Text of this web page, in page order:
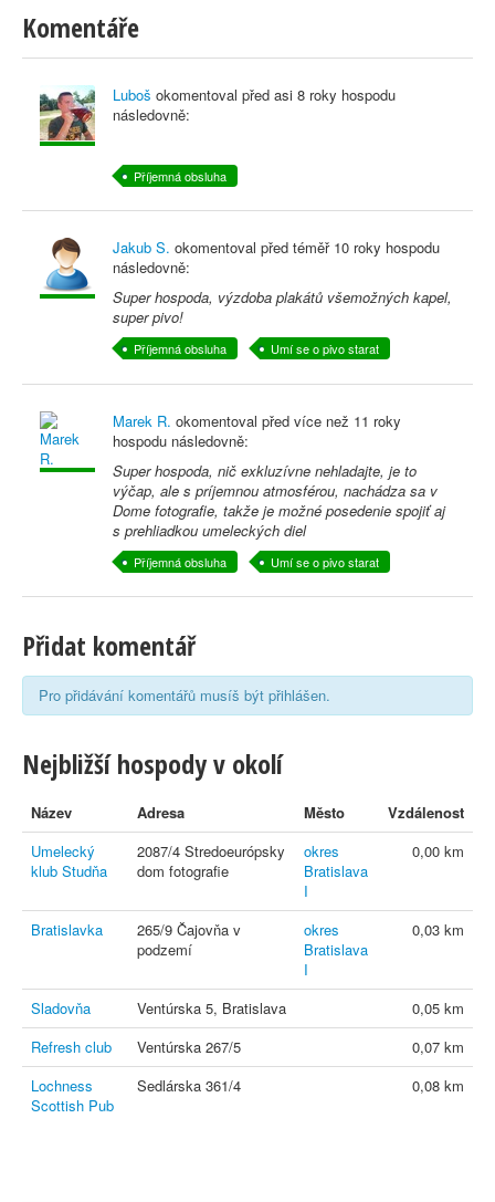
Komentáře
Luboš okomentoval před asi 8 roky hospodu
následovně:
Příjemná obsluha
Jakub S. okomentoval před téměř 10 roky hospodu
následovně:
Super hospoda, výzdoba plakátů všemožných kapel,
super pivo!
Příjemná obsluha Umí se o pivo starat
Marek R. okomentoval před více než 11 roky
hospodu následovně:
Super hospoda, nič exkluzívne nehladajte, je to
výčap, ale s príjemnou atmosférou, nachádza sa v
Dome fotografie, takže je možné posedenie spojiť aj
s prehliadkou umeleckých diel
Příjemná obsluha Umí se o pivo starat
Přidat komentář
Pro přidávání komentářů musíš být přihlášen.
Nejbližší hospody v okolí
Název Adresa Město
Vzdálenost
Umelecký
klub Studňa
2087/4 Stredoeurópsky
dom fotografie
okres
Bratislava
I
0,00 km
Bratislavka
265/9 Čajovňa v
podzemí
okres
Bratislava
I
0,03 km
Sladovňa Ventúrska 5, Bratislava
0,05 km
Refresh club
Ventúrska 267/5
0,07 km
Lochness
Scottish Pub
Sedlárska 361/4 0,08 km